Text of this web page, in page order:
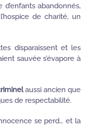
abandonnés,
de charité, un
disparaissent et les
sauvée s’évapore à
aussi ancien que
de respectabilité.
se perd… et la